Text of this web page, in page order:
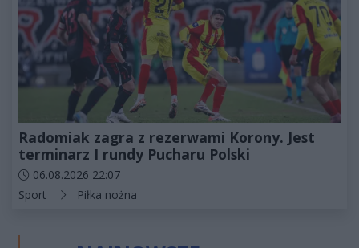
Radomiak zagra z rezerwami Korony. Jest
terminarz I rundy Pucharu Polski
Data dodania artykułu:
06.08.2026 22:07
Kategorie artykułu:
Sport Piłka nożna